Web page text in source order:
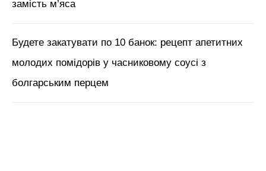
замість м’яса
Будете закатувати по 10 банок: рецепт апетитних
молодих помідорів у часниковому соусі з
болгарським перцем